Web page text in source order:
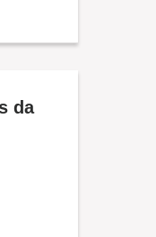
da